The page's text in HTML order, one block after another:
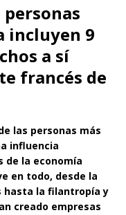
personas
incluyen 9
a sí
francés de
las personas más
influencia
de la economía
en todo, desde la
hasta la filantropía y
creado empresas